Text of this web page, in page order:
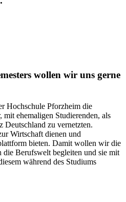
wollen wir uns gerne
Hochschule Pforzheim die
ehemaligen Studierenden, als
Deutschland zu vernetzten.
Wirtschaft dienen und
bieten. Damit wollen wir die
die Berufswelt begleiten und sie mit
während des Studiums